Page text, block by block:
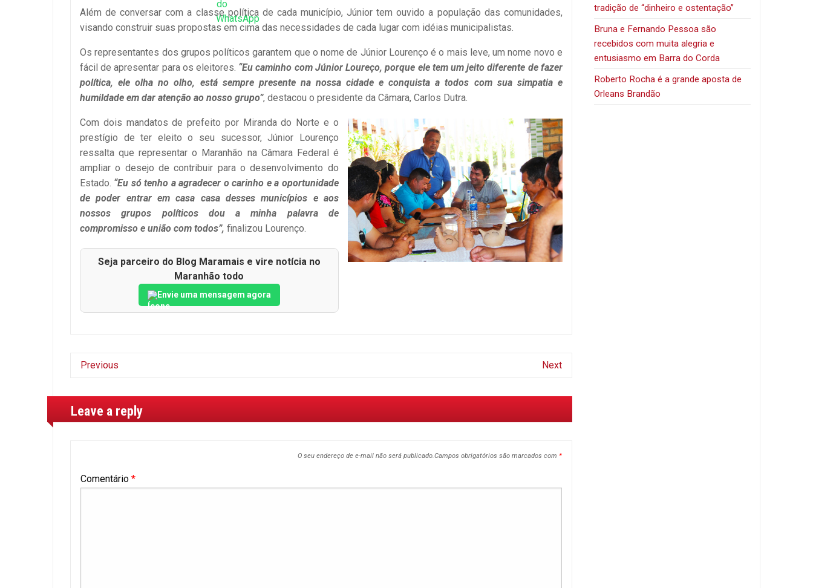
Além de conversar com a classe política de cada município, Júnior tem ouvido a população das comunidades,
visando construir suas propostas em cima das necessidades de cada lugar com idéias municipalistas.
Os representantes dos grupos políticos garantem que o nome de Júnior Lourenço é o mais leve, um nome novo e
fácil de apresentar para os eleitores. “Eu caminho com Júnior Loureço, porque ele tem um jeito diferente de fazer
política, ele olha no olho, está sempre presente na nossa cidade e conquista a todos com sua simpatia e
humildade em dar atenção ao nosso grupo”, destacou o presidente da Câmara, Carlos Dutra.
Com dois mandatos de prefeito por Miranda do Norte e o
prestígio de ter eleito o seu sucessor, Júnior Lourenço
ressalta que representar o Maranhão na Câmara Federal é
ampliar o desejo de contribuir para o desenvolvimento do
Estado. “Eu só tenho a agradecer o carinho e a oportunidade
de poder entrar em casa casa desses municípios e aos
nossos grupos políticos dou a minha palavra de
compromisso e união com todos”, finalizou Lourenço.
Seja parceiro do Blog Maramais e vire notícia no
Maranhão todo
Envie uma mensagem agora
Previous Next
Leave a reply
O seu endereço de e-mail não será publicado.Campos obrigatórios são marcados com *
Comentário *
tradição de “dinheiro e ostentação”
Bruna e Fernando Pessoa são
recebidos com muita alegria e
entusiasmo em Barra do Corda
Roberto Rocha é a grande aposta de
Orleans Brandão